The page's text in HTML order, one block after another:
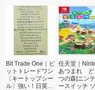
Bit Trade One｜ビ
ットトレードワン
〔キートップシー
ル〕強い！日英対
任天堂｜
あつまれ ど
つの森[ニン
ースイッチ